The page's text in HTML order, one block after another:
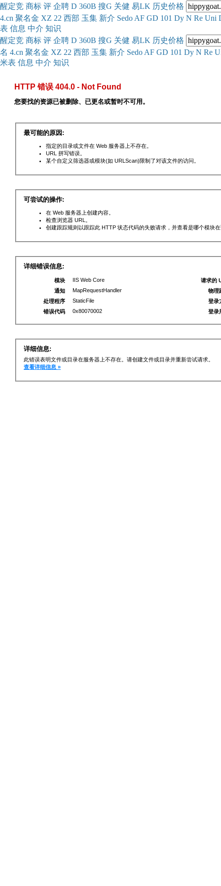
醒定竞 商标 评 企聘 D 360B 搜G 关健 易LK 历史价格
4.cn 聚名金 XZ 22 西部 玉集 新介 Sedo AF GD 101 Dy N Re Uni
表 信息 中介 知识